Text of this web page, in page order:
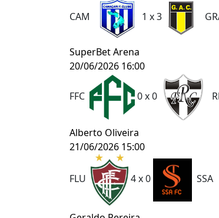
CAM 1 x 3
SuperBet Arena
20/06/2026 16:00
FFC 0 x 0
Alberto Oliveira
21/06/2026 15:00
FLU 4 x 0 SSA